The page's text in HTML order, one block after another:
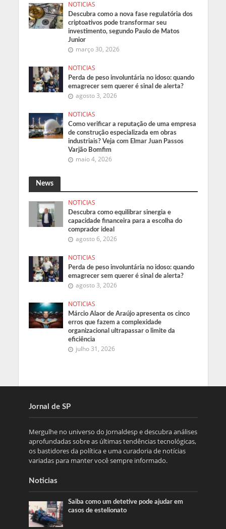
NOTICIAS
Descubra como a nova fase regulatória dos
criptoativos pode transformar seu
investimento, segundo Paulo de Matos
Junior
março 30, 2026
NOTICIAS
Perda de peso involuntária no idoso: quando
emagrecer sem querer é sinal de alerta?
agosto 3, 2026
NOTICIAS
Como verificar a reputação de uma empresa
de construção especializada em obras
industriais? Veja com Elmar Juan Passos
Varjão Bomfim
maio 4, 2026
News
NOTICIAS
Descubra como equilibrar sinergia e
capacidade financeira para a escolha do
comprador ideal
agosto 6, 2026
NOTICIAS
Perda de peso involuntária no idoso: quando
emagrecer sem querer é sinal de alerta?
agosto 3, 2026
NOTICIAS
Márcio Alaor de Araújo apresenta os cinco
erros que fazem a complexidade
organizacional ultrapassar o limite da
eficiência
julho 31, 2026
Jornal de SP
Mergulhe no universo do Jornaldesp e descubra análises
aprofundadas sobre as últimas tendências tecnológicas,
os bastidores da política e uma curadoria de notícias
variadas para manter você sempre informado.
Noticias
Saiba como um detetive pode ajudar em
casos de estelionato